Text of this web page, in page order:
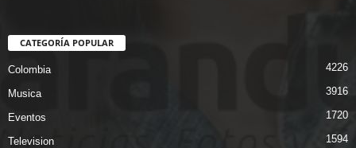
CATEGORÍA POPULAR
Colombia 4226
Musica 3916
Eventos 1720
Television 1594